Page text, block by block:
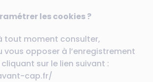
les cookies ?
tout moment consulter,
vous opposer à l’enregistrement
sur le lien suivant :
cap.fr/